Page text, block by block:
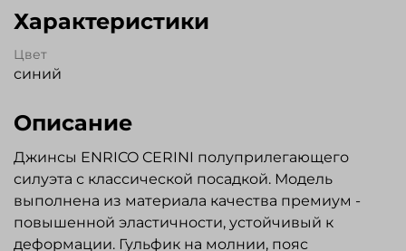
Характеристики
Цвет
синий
Описание
Джинсы ENRICO CERINI полуприлегающего
силуэта с классической посадкой. Модель
выполнена из материала качества премиум -
повышенной эластичности, устойчивый к
деформации. Гульфик на молнии, пояс